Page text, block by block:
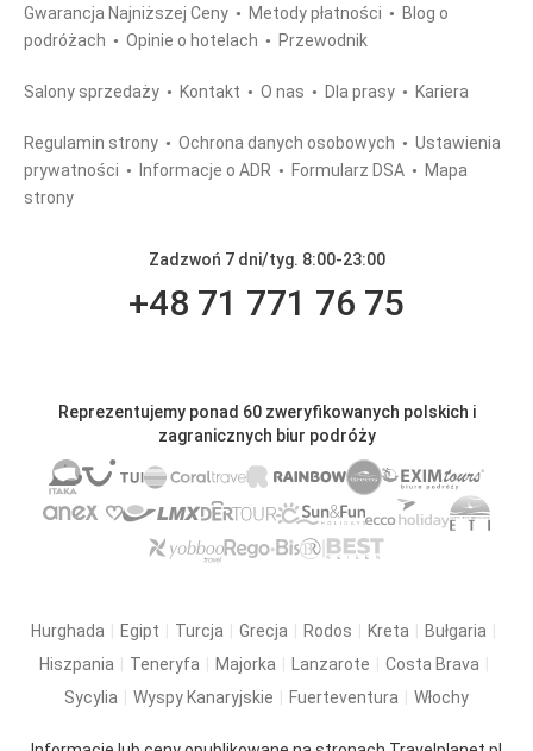
Gwarancja Najniższej Ceny Metody płatności
Blog o
podróżach
Opinie o hotelach Przewodnik
Salony sprzedaży Kontakt O nas Dla prasy Kariera
Regulamin strony Ochrona danych osobowych
Ustawienia
prywatności
Informacje o ADR Formularz DSA
Mapa
strony
Zadzwoń 7 dni/tyg. 8:00-23:00
+48 71 771 76 75
Reprezentujemy ponad 60 zweryfikowanych polskich i
zagranicznych biur podróży
Hurghada Egipt Turcja Grecja Rodos Kreta
Bułgaria
Hiszpania
Teneryfa Majorka Lanzarote
Costa Brava
Sycylia
Wyspy Kanaryjskie Fuerteventura Włochy